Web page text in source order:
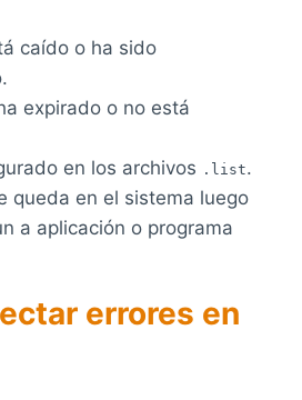
caído o ha sido
expirado o no está
en los archivos .list.
queda en el sistema luego
a aplicación o programa
errores en